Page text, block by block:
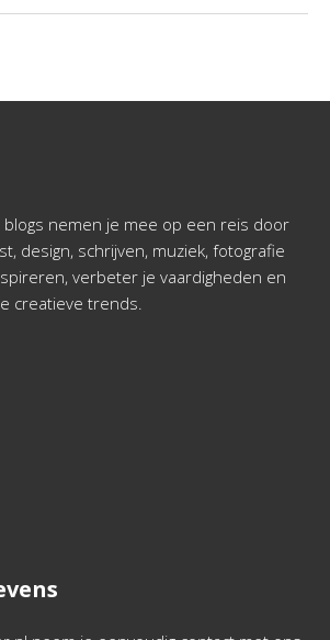
nemen je mee op een reis door
design, schrijven, muziek, fotografie
verbeter je vaardigheden en
creatieve trends.